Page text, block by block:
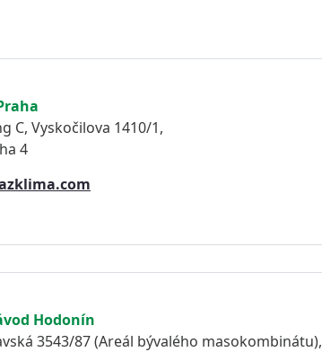
C, Vyskočilova 1410/1,
4
Hodonín
3543/87 (Areál bývalého masokombinátu),